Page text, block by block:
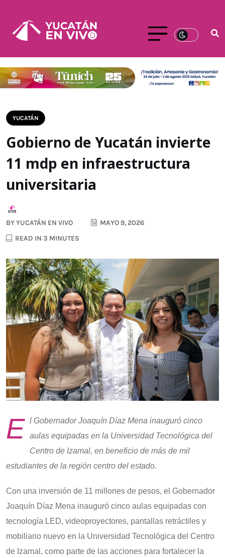
YUCATÁN
Gobierno de Yucatán invierte
11 mdp en infraestructura
universitaria
BYYUCATÁN EN VIVO
MAYO 9, 2026
READ IN 3 MINUTES
E l Gobernador Joaquín Díaz Mena inauguró cinco
aulas equipadas en la Universidad Tecnológica del
Centro de Izamal, en beneficio de más de mil
estudiantes de la región centro del estado.
Con una inversión de 11 millones de pesos, el Gobernador
Joaquín Díaz Mena inauguró cinco aulas equipadas con
tecnología LED, videoproyectores, pantallas retráctiles y
mobiliario nuevo en la Universidad Tecnológica del Centro
de Izamal, como parte de las acciones para fortalecer la